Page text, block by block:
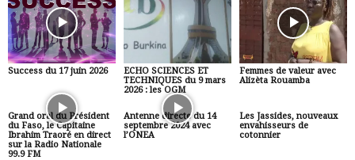
Success du 17 juin 2026
ECHO SCIENCES ET
TECHNIQUES du 9 mars
2026 : les OGM
Femmes de valeur avec
Alizèta Rouamba
Grand oral du Président
du Faso, le Capitaine
Ibrahim Traoré en direct
sur la Radio Nationale
99.9 FM
Antenne directe du 14
septembre 2024 avec
l’ONEA
Les Jassides, nouveaux
envahisseurs de
cotonnier